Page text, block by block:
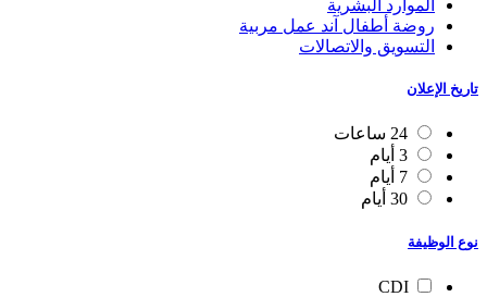
الموارد البشرية
روضة أطفال آند عمل مربية
التسويق والاتصالات
تاريخ الإعلان
24 ساعات
3 أيام
7 أيام
30 أيام
نوع الوظيفة
CDI